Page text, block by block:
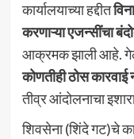
कार्यालयाच्या हद्दीत
करणाऱ्या एजन्सींचा
आक्रमक झाली आहे.
कोणतीही ठोस कारवाई
तीव्र आंदोलनाचा
शिवसेना (शिंदे गट)चे